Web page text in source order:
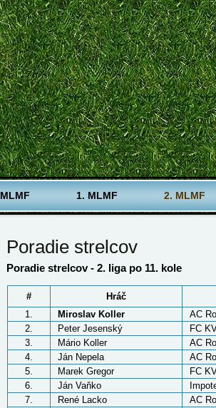
MLMF 1. MLMF 2. MLMF
Poradie strelcov
Poradie strelcov - 2. liga po 11. kole
#
Hráč
1.
Miroslav Koller
AC
2.
Peter Jesenský
FC
3.
Mário Koller
AC
4.
Ján Nepela
AC
5.
Marek Gregor
FC
6.
Ján Vaňko
7.
René Lacko
AC